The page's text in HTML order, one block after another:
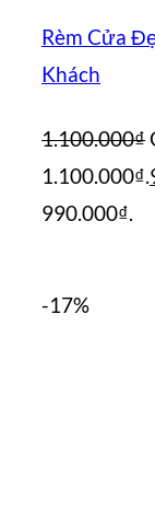
Rèm Cửa
Khách
1.100.000₫
1.100.000₫.
990.000₫.
-17%